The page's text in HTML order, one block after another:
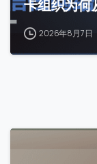
卡组织为何
2026年8月7日